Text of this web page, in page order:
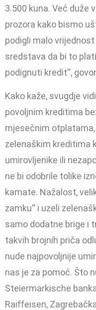
3.500 kuna. Već duže
prozora kako bismo
podigli malo
sredsta­va da bi to
podignuti kredit“,
Kako kaže, svugdje
povoljnim kreditima
mjesečnim otplatama,
zelenaškim kreditima
umirovljenike ili
ne bi odobrile tolike
kamate. Nažalost,
zamku“ i uzeli
samo dodatne brige i
takvih brojnih priča
nude najpovoljnije
nas je za pomoć. Što
Steiermarkische
Raiffeisen,